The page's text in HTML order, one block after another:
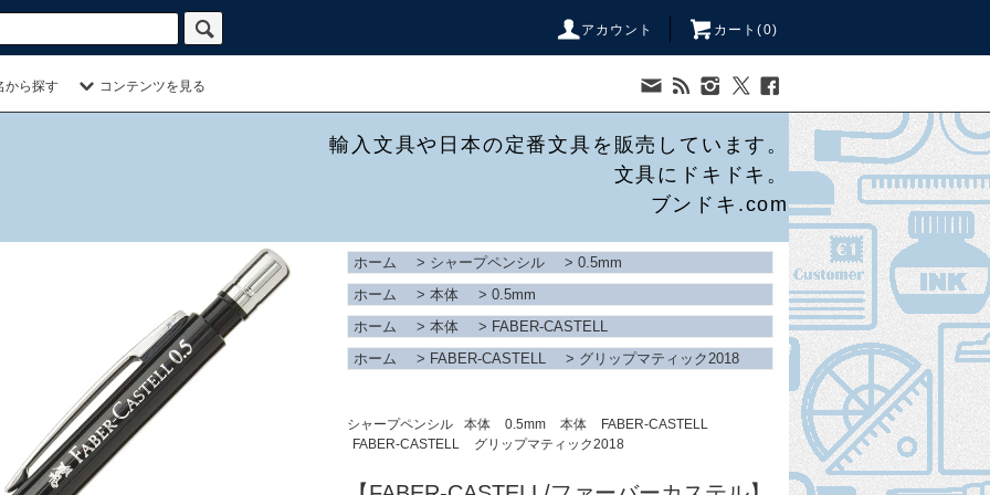
アカウント カート(0)
から探す コンテンツを見る
輸入文具や日本の定番文具を販売しています。
文具にドキドキ。
ブンドキ.com
ホーム > シャープペンシル > 0.5mm
ホーム
> 本体 > 0.5mm
ホーム
> 本体 > FABER-CASTELL
ホーム
> FABER-CASTELL > グリップマティック2018
シャープペンシル 本体 0.5mm 本体
FABER-CASTELL
FABER-CASTELL
グリップマティック2018